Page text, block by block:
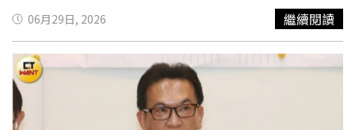
對外說明處境，卻到外國人面前抹黑在野黨，讓人看笑話。
鄭麗文也提到，日前立法院長韓國瑜訪美獲得高規格接待，
代表中華民國國會議長受到重視，也代表國民黨對外交流做
得好。她批評，民進黨卻小鼻子、小眼睛，刻意拿她與韓國
瑜比較，試圖挑撥離間、見縫插針，但國民黨不會中計。並
強調，國民黨在國際上能被看見，是整個團隊共同努力的成
果，不會被民進黨操作分化。談及台海局勢，鄭麗文指出，
就曾破產、一無所有，甚至走到人生邊緣。重新站起來的
她，20幾歲便主動登門拜訪各行業大老闆，真心求學問道，
把別人的成功經驗一條一條拆解、內化。同時她走遍各地演
講、分享財富觀念，建立起廣大人脈網路。29歲搭上電商浪
潮，9個月賺進1億，這才是命運真正的轉折點。這些年王宥
忻透過直播、
、課程，無私地把自己從零到十億的心
法。她整理出4大翻身重點：掌控時間、感情、金錢的主導
06月29日, 2026 繼續閱讀